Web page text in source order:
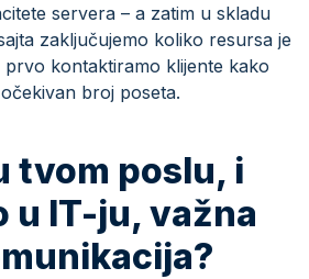
servera – a zatim u skladu
zaključujemo koliko resursa je
kontaktiramo klijente kako
broj poseta.
tvom poslu, i
u IT-ju, važna